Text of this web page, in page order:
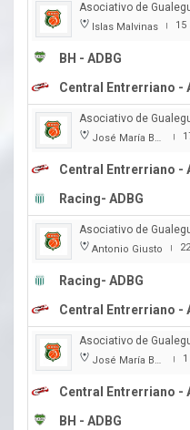
Asociativo de
Islas Malvinas | 15
BH - ADBG
Central Entrerriano -
Asociativo de
José María Bertora |
Central Entrerriano -
Racing- ADBG
Asociativo de
Antonio Giusto |
Racing- ADBG
Central Entrerriano -
Asociativo de
José María Bertora |
Central Entrerriano -
BH - ADBG